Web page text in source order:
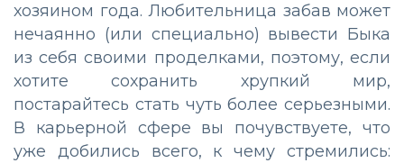
хозяином года. Любительница забав может
нечаянно (или специально) вывести Быка
из себя своими проделками, поэтому, если
хотите сохранить хрупкий мир,
постарайтесь стать чуть более серьезными.
В карьерной сфере вы почувствуете, что
уже добились всего, к чему стремились: